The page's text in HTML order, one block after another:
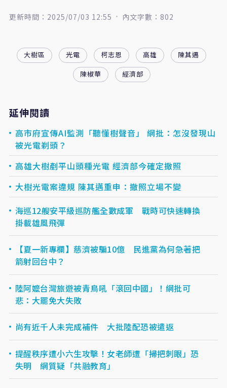
更新時間：2025/07/03 12:55 內文字數：802
大樹區 光電 柯志恩 高雄
陳其邁
陳椒華
經濟部
延伸閱讀
高市府宣傳AI監測「聽懂樹聲音」 網批：怎沒發現山
被光電剃頭？
高雄大樹剷平山頭種光電 經濟部今確定撤照
大樹光電案違規 陳其邁重申：撤照立場不變
海巡12艘安平級巡防艦全數成軍 戰時可快速轉換
掛載雄風飛彈
【夏一新專欄】慈濟被騙10億 民進黨為何急著把
箭射回台中？
陸阿嬤台灣旅遊被青鳥吼「滾回中國」！網批可
悲：大罷免大失敗
尚有近千人未完成補件 大批陸配恐被遣返
提醒秩序遭小六生攻擊！女老師遭「掃把刺眼」恐
失明 網質疑「共融教育」